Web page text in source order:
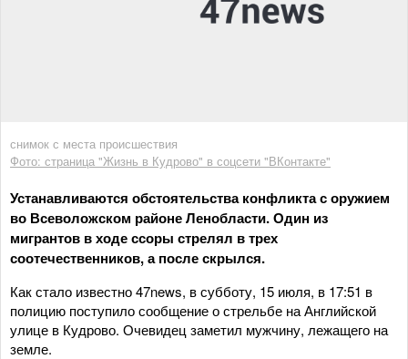
снимок с места происшествия
Фото: страница "Жизнь в Кудрово" в соцсети "ВКонтакте"
Устанавливаются обстоятельства конфликта с оружием
во Всеволожском районе Ленобласти. Один из
мигрантов в ходе ссоры стрелял в трех
соотечественников, а после скрылся.
Как стало известно 47news, в субботу, 15 июля, в 17:51 в
полицию поступило сообщение о стрельбе на Английской
улице в Кудрово. Очевидец заметил мужчину, лежащего на
земле.